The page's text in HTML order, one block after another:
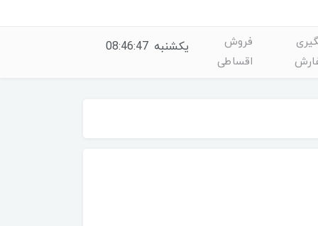
فروش
اقساطی
یکشنبه 08:46:48